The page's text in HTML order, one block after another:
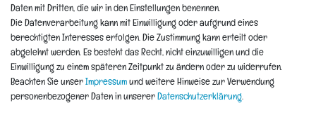
Informationen
Hinweis zur Entsorgung von Altbaterien
*Teil-Widerruf
Daten mit Dritten, die wir in den Einstellungen benennen.
Die Datenverarbeitung kann mit Einwilligung oder aufgrund eines
berechtigten Interesses erfolgen. Die Zustimmung kann erteilt oder
abgelehnt werden. Es besteht das Recht, nicht einzuwilligen und die
Einwilligung zu einem späteren Zeitpunkt zu ändern oder zu widerrufen.
Beachten Sie unser Impressum und weitere Hinweise zur Verwendung
personenbezogener Daten in unserer Daten­schutz­erklärung.